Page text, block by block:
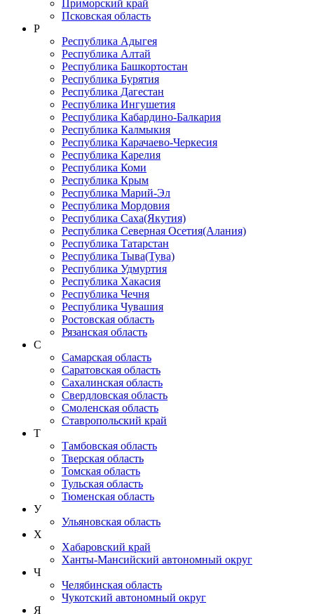
Приморский край
Псковская область
Р
Республика Адыгея
Республика Алтай
Республика Башкортостан
Республика Бурятия
Республика Дагестан
Республика Ингушетия
Республика Кабардино-Балкария
Республика Калмыкия
Республика Карачаево-Черкеcия
Республика Карелия
Республика Коми
Республика Крым
Республика Марий-Эл
Республика Мордовия
Республика Саха(Якутия)
Республика Северная Осетия(Алания)
Республика Татарстан
Республика Тыва(Тува)
Республика Удмуртия
Республика Хакасия
Республика Чечня
Республика Чувашия
Ростовская область
Рязанская область
С
Самарская область
Саратовская область
Сахалинская область
Свердловская область
Смоленская область
Ставропольский край
Т
Тамбовская область
Тверская область
Томская область
Тульская область
Тюменская область
У
Ульяновская область
Х
Хабаровский край
Ханты-Мансийский автономный округ
Ч
Челябинская область
Чукотский автономный округ
Я